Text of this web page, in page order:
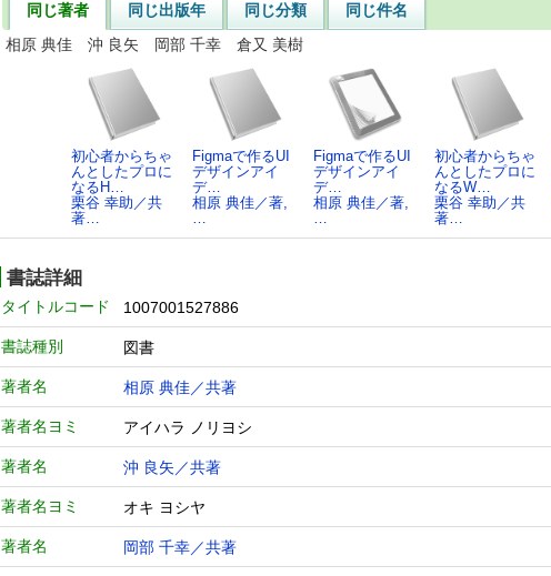
同じ著者 同じ出版年 同じ分類
同じ件名
相原 典佳 沖 良矢 岡部 千幸 倉又 美樹
初心者からちゃ
んとしたプロに
なるH…
栗谷 幸助／共
著…
Figmaで作るUI
デザインアイ
デ…
相原 典佳／著,
…
Figmaで作るUI
デザインアイ
デ…
相原 典佳／著,
…
初心者からちゃ
んとしたプロに
なるW…
栗谷 幸助／共
著…
書誌詳細
タイトルコード 1007001527886
書誌種別 図書
著者名 相原 典佳／共著
著者名ヨミ アイハラ ノリヨシ
著者名 沖 良矢／共著
著者名ヨミ オキ ヨシヤ
著者名 岡部 千幸／共著